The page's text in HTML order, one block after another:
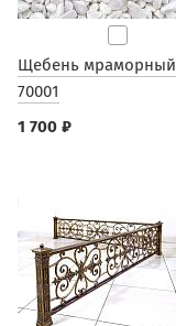
Щебень мраморный
70001
1 700 ₽